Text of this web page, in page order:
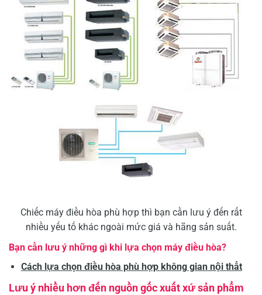
Chiếc máy điều hòa phù hợp thì bạn cần lưu ý đến rất
nhiều yếu tố khác ngoài mức giá và hãng sản suất.
Bạn cần lưu ý những gì khi lựa chọn máy điều hòa?
Cách lựa chọn điều hòa phù hợp không gian nội thất
Lưu ý nhiều hơn đến nguồn gốc xuất xứ sản phẩm